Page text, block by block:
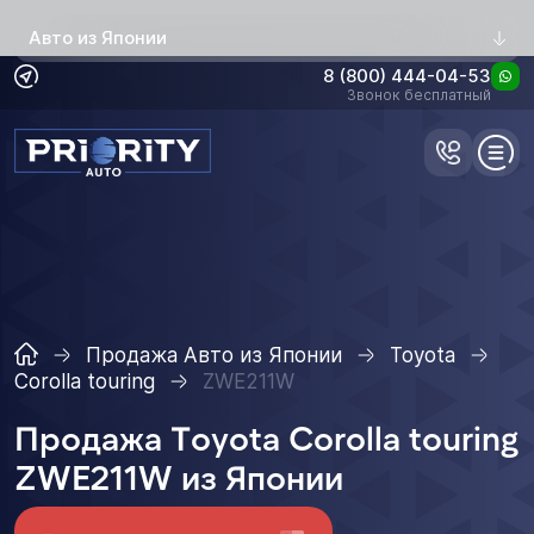
Авто из Японии
8 (800) 444-04-53
Звонок бесплатный
Продажа Авто из Японии
Toyota
Corolla touring
ZWE211W
Продажа Toyota Corolla touring
ZWE211W из Японии